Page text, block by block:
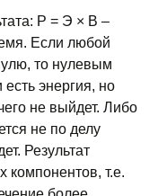
Р = Э × В –
Если любой
то нулевым
есть энергия, но
не выйдет. Либо
не по делу
Результат
компонентов, т.е.